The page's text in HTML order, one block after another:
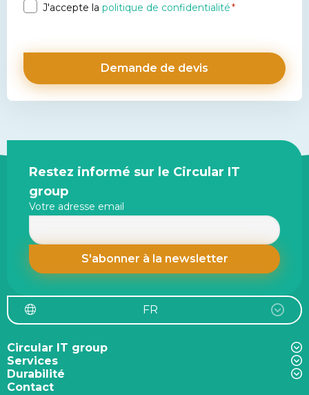
Privacy
J'accepte la politique de confidentialité*
Site
footer
Restez informé sur le Circular IT
group
Votre adresse email
FR
Circular IT group
Services
Durabilité
Contact